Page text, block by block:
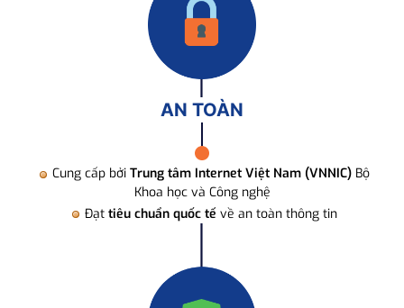
AN TOÀN
Cung cấp bởi Trung tâm Internet Việt Nam (VNNIC) Bộ
Khoa học và Công nghệ
Đạt tiêu chuẩn quốc tế về an toàn thông tin